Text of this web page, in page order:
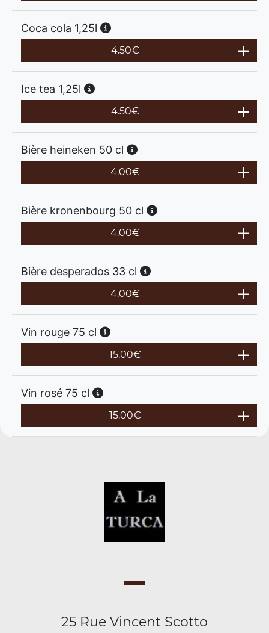
Coca cola 1,25l
4.50€
Ice tea 1,25l
4.50€
Bière heineken 50 cl
4.00€
Bière kronenbourg 50 cl
4.00€
Bière desperados 33 cl
4.00€
Vin rouge 75 cl
15.00€
Vin rosé 75 cl
15.00€
25 Rue Vincent Scotto